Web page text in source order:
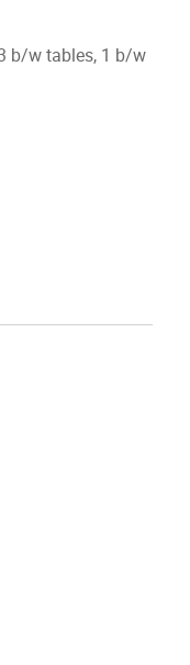
b/w tables, 1 b/w